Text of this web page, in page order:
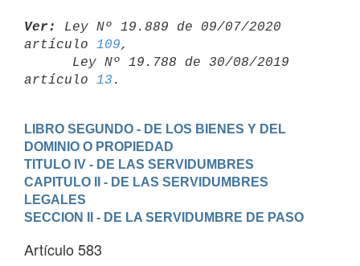
Ver:
Ley Nº 19.889 de 09/07/2020
artículo 109,
artículo 13
LIBRO SEGUNDO - DE LOS BIENES Y DEL
DOMINIO O PROPIEDAD
TITULO IV - DE LAS SERVIDUMBRES
CAPITULO II - DE LAS SERVIDUMBRES
LEGALES
SECCION II - DE LA SERVIDUMBRE DE PASO
Artículo 583